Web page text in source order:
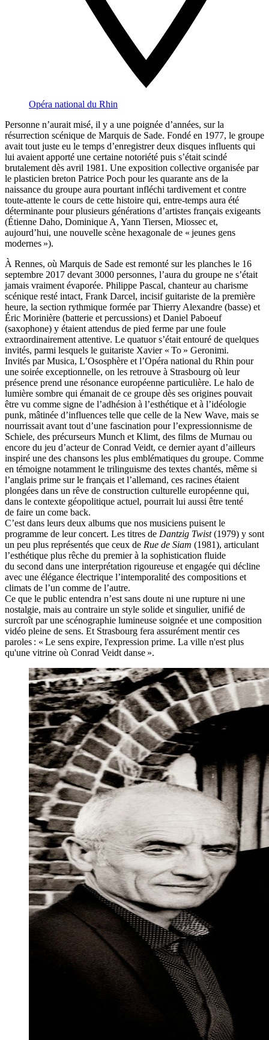
Opéra national du Rhin
Personne n’aurait misé, il y a une poignée d’années, sur la
résurrection scénique de Marquis de Sade. Fondé en 1977, le groupe
avait tout juste eu le temps d’enregistrer deux disques influents qui
lui avaient apporté une certaine notoriété puis s’était scindé
brutalement dès avril 1981. Une exposition collective organisée par
le plasticien breton Patrice Poch pour les quarante ans de la
naissance du groupe aura pourtant infléchi tardivement et contre
toute-attente le cours de cette histoire qui, entre-temps aura été
déterminante pour plusieurs générations d’artistes français exigeants
(Étienne Daho, Dominique A, Yann Tiersen, Miossec et,
aujourd’hui, une nouvelle scène hexagonale de « jeunes gens
modernes »).
À Rennes, où Marquis de Sade est remonté sur les planches le 16
septembre 2017 devant 3000 personnes, l’aura du groupe ne s’était
jamais vraiment évaporée. Philippe Pascal, chanteur au charisme
scénique resté intact, Frank Darcel, incisif guitariste de la première
heure, la section rythmique formée par Thierry Alexandre (basse) et
Éric Morinière (batterie et percussions) et Daniel Paboeuf
(saxophone) y étaient attendus de pied ferme par une foule
extraordinairement attentive. Le quatuor s’était entouré de quelques
invités, parmi lesquels le guitariste Xavier « To » Geronimi.
Invités par Musica, L’Ososphère et l’Opéra national du Rhin pour
une soirée exceptionnelle, on les retrouve à Strasbourg où leur
présence prend une résonance européenne particulière. Le halo de
lumière sombre qui émanait de ce groupe dès ses origines pouvait
être vu comme signe de l’adhésion à l’esthétique et à l’idéologie
punk, mâtinée d’influences telle que celle de la New Wave, mais se
nourrissait avant tout d’une fascination pour l’expressionnisme de
Schiele, des précurseurs Munch et Klimt, des films de Murnau ou
encore du jeu d’acteur de Conrad Veidt, ce dernier ayant d’ailleurs
inspiré une des chansons les plus emblématiques du groupe. Comme
en témoigne notamment le trilinguisme des textes chantés, même si
l’anglais prime sur le français et l’allemand, ces racines étaient
plongées dans un rêve de construction culturelle européenne qui,
dans le contexte géopolitique actuel, pourrait lui aussi être tenté
de faire un come back.
C’est dans leurs deux albums que nos musiciens puisent le
programme de leur concert. Les titres de Dantzig Twist(1979) y sont
un peu plus représentés que ceux de Rue de Siam (1981), articulant
l’esthétique plus rêche du premier à la sophistication fluide
du second dans une interprétation rigoureuse et engagée qui décline
avec une élégance électrique l’intemporalité des compositions et
climats de l’un comme de l’autre.
Ce que le public entendra n’est sans doute ni une rupture ni une
nostalgie, mais au contraire un style solide et singulier, unifié de
surcroît par une scénographie lumineuse soignée et une composition
vidéo pleine de sens. Et Strasbourg fera assurément mentir ces
paroles : « Le sens expire, l'expression prime. La ville n'est plus
qu'une vitrine où Conrad Veidt danse ».